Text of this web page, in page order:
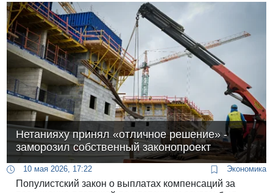
Нетанияху принял «отличное решение» -
заморозил собственный законопроект
10 мая 2026, 17:22 Экономика
Популистский закон о выплатах компенсаций за